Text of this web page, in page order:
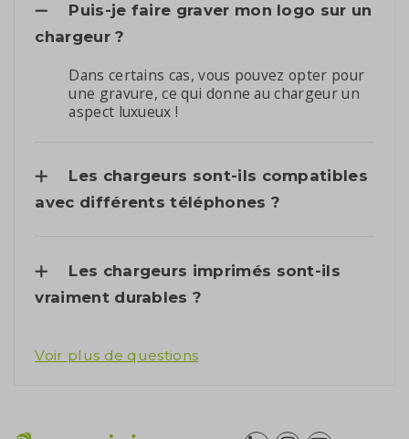
Puis-je faire graver mon logo sur un
chargeur ?
Dans certains cas, vous pouvez opter pour
une gravure, ce qui donne au chargeur un
aspect luxueux !
Les chargeurs sont-ils compatibles
avec différents téléphones ?
Les chargeurs imprimés sont-ils
vraiment durables ?
Voir plus de questions